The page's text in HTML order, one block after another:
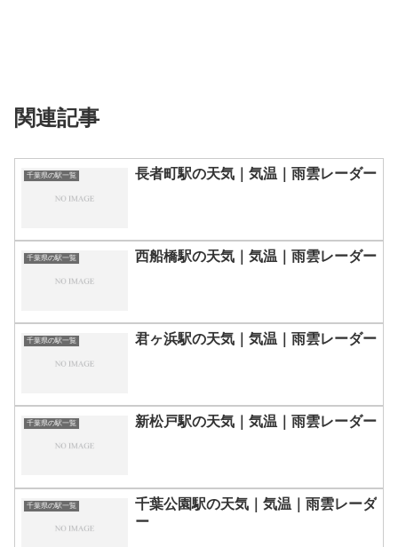
関連記事
千葉県の駅一覧 長者町駅の天気｜気温｜雨雲レーダー
千葉県の駅一覧 西船橋駅の天気｜気温｜雨雲レーダー
千葉県の駅一覧 君ヶ浜駅の天気｜気温｜雨雲レーダー
千葉県の駅一覧 新松戸駅の天気｜気温｜雨雲レーダー
千葉県の駅一覧
千葉公園駅の天気｜気温｜雨雲レーダ
ー